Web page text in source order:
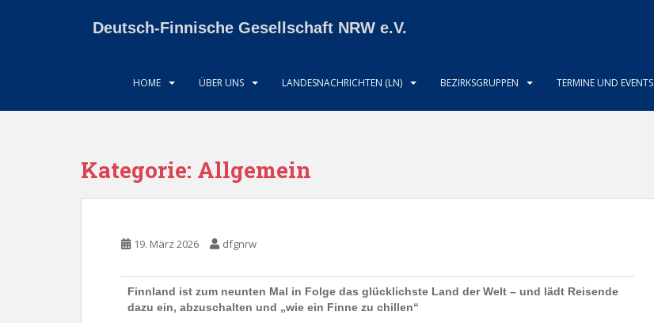
Deutsch-Finnische Gesellschaft NRW e.V.
HOME ÜBER UNS LANDESNACHRICHTEN (LN) BEZIRKSGRUPPEN TERMINE UND EVENTS
Kategorie: Allgemein
19. März 2026 dfgnrw
Finnland ist zum neunten Mal in Folge das glücklichste Land der Welt – und lädt Reisende
dazu ein, abzuschalten und „wie ein Finne zu chillen“